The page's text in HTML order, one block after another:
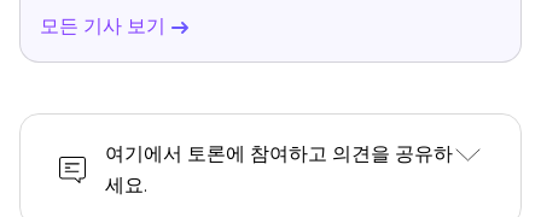
모든 기사 보기
여기에서 토론에 참여하고 의견을 공유하
세요.